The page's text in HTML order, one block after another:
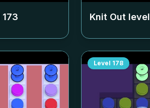
173 Knit Out level
Level 178